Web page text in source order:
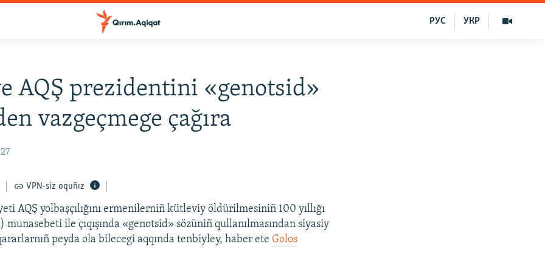
УКР
РУС
AQŞ prezidentini «genotsid»
vazgeçmege çağıra
VPN-siz oquñız
AQŞ yolbaşçılığını ermenilerniñ kütleviy öldürilmesiniñ 100 yıllığı
ile çıqışında «genotsid» sözüniñ qullanılmasından siyasiy
peyda ola bilecegi aqqında tenbiyley, haber ete Golos